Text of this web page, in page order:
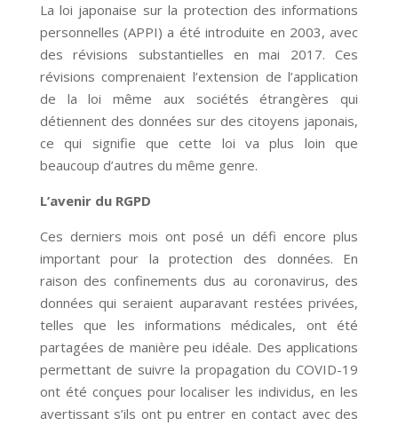
La loi japonaise sur la protection des informations
personnelles (APPI) a été introduite en 2003, avec
des révisions substantielles en mai 2017. Ces
révisions comprenaient l’extension de l’application
de la loi même aux sociétés étrangères qui
détiennent des données sur des citoyens japonais,
ce qui signifie que cette loi va plus loin que
beaucoup d’autres du même genre.
L’avenir du RGPD
Ces derniers mois ont posé un défi encore plus
important pour la protection des données. En
raison des confinements dus au coronavirus, des
données qui seraient auparavant restées privées,
telles que les informations médicales, ont été
partagées de manière peu idéale. Des applications
permettant de suivre la propagation du COVID-19
ont été conçues pour localiser les individus, en les
avertissant s’ils ont pu entrer en contact avec des